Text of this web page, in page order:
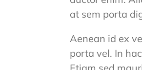
at sem porta
Aenean id ex
porta vel. In